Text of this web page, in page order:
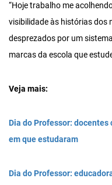
“Hoje trabalho me
visibilidade às histórias dos
desprezados por um
marcas da escola que
Veja mais:
Dia do Professor:
em que estudaram
Dia do Professor: